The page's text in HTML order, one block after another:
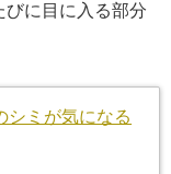
びに目に入る部分
シミが気になる